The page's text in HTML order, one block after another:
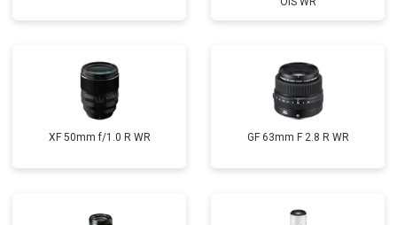
XF 50mm f/1.0 R WR GF 63mm F 2.8 R WR